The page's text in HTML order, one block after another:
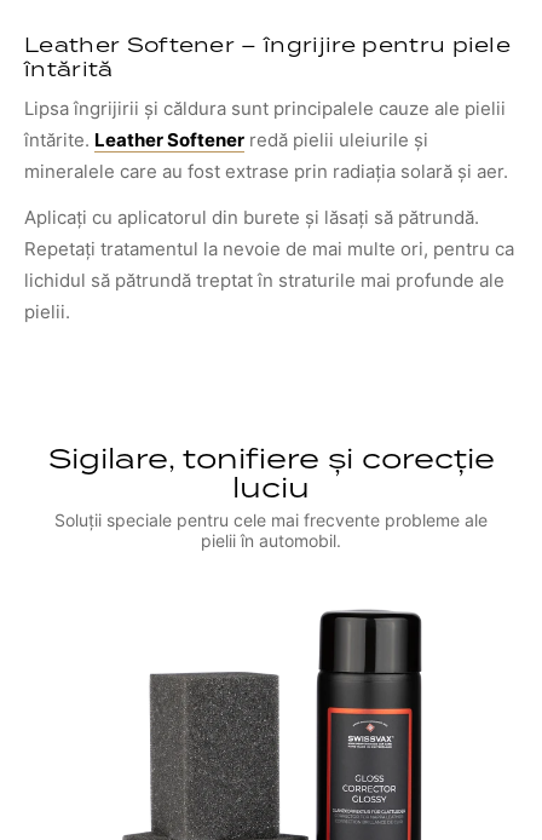
Leather Softener – îngrijire pentru piele
întărită
Lipsa îngrijirii și căldura sunt principalele cauze ale pielii
întărite. Leather Softener redă pielii uleiurile și
mineralele care au fost extrase prin radiația solară și aer.
Aplicați cu aplicatorul din burete și lăsați să pătrundă.
Repetați tratamentul la nevoie de mai multe ori, pentru ca
lichidul să pătrundă treptat în straturile mai profunde ale
pielii.
Sigilare, tonifiere și corecție
luciu
Soluții speciale pentru cele mai frecvente probleme ale
pielii în automobil.